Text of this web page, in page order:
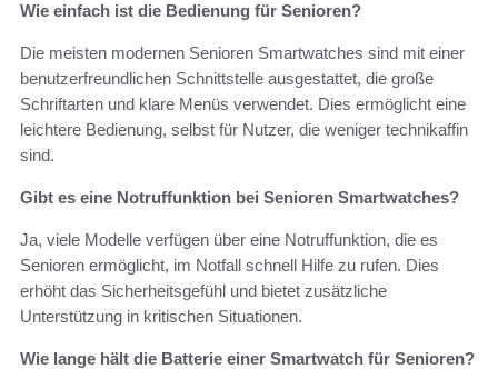
Wie einfach ist die Bedienung für Senioren?
Die meisten modernen Senioren Smartwatches sind mit einer
benutzerfreundlichen Schnittstelle ausgestattet, die große
Schriftarten und klare Menüs verwendet. Dies ermöglicht eine
leichtere Bedienung, selbst für Nutzer, die weniger technikaffin
sind.
Gibt es eine Notruffunktion bei Senioren Smartwatches?
Ja, viele Modelle verfügen über eine Notruffunktion, die es
Senioren ermöglicht, im Notfall schnell Hilfe zu rufen. Dies
erhöht das Sicherheitsgefühl und bietet zusätzliche
Unterstützung in kritischen Situationen.
Wie lange hält die Batterie einer Smartwatch für Senioren?